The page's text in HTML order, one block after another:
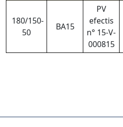
180/150-
50
BA15
PV
efectis
n° 15-V-
000815